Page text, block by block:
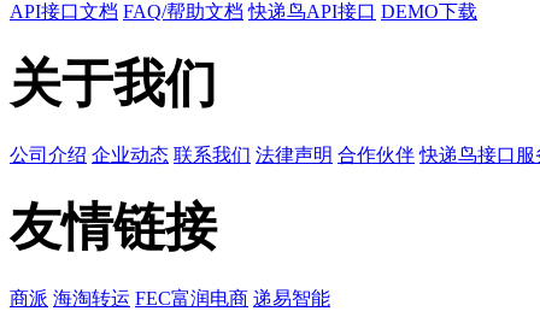
API接口文档 FAQ/帮助文档 快递鸟API接口 DEMO下载
关于我们
公司介绍 企业动态 联系我们 法律声明 合作伙伴 快递鸟接口服
友情链接
商派 海淘转运 FEC富润电商 递易智能